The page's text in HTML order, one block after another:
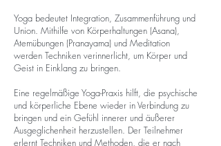
Yoga bedeutet Integration, Zusammenführung und
Union. Mithilfe von Körperhaltungen (Asana),
Atemübungen (Pranayama) und Meditation
werden Techniken verinnerlicht, um Körper und
Geist in Einklang zu bringen.
Eine regelmäßige Yoga-Praxis hilft, die psychische
und körperliche Ebene wieder in Verbindung zu
bringen und ein Gefühl innerer und äußerer
Ausgeglichenheit herzustellen. Der Teilnehmer
erlernt Techniken und Methoden, die er nach